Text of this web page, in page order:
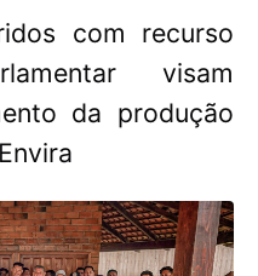
com recurso
visam
da produção